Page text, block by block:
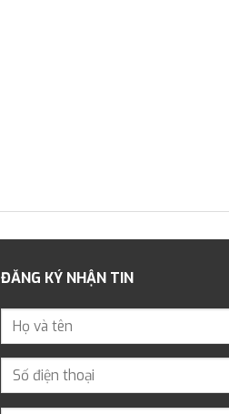
ĐĂNG KÝ NHẬN TIN